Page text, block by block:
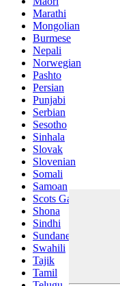
Marathi
Mongolian
Burmese
Nepali
Norwegian
Pashto
Persian
Punjabi
Serbian
Sesotho
Sinhala
Slovak
Slovenian
Somali
Samoan
Scots Gaelic
Shona
Sindhi
Sundanese
Swahili
Tajik
Tamil